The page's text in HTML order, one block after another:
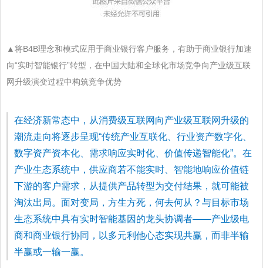
▲将B4B理念和模式应用于商业银行客户服务，有助于商业银行加速
向“实时智能银行”转型，在中国大陆和全球化市场竞争向产业级互联
网升级演变过程中构筑竞争优势
在经济新常态中，从消费级互联网向产业级互联网升级的
潮流走向将逐步呈现“传统产业互联化、行业资产数字化、
数字资产资本化、需求响应实时化、价值传递智能化”。在
产业生态系统中，供应商若不能实时、智能地响应价值链
下游的客户需求，从提供产品转型为交付结果，就可能被
淘汰出局。面对变局，方生方死，何去何从？与目标市场
生态系统中具有实时智能基因的龙头协调者——产业级电
商和商业银行协同，以多元利他心态实现共赢，而非半输
半赢或一输一赢。